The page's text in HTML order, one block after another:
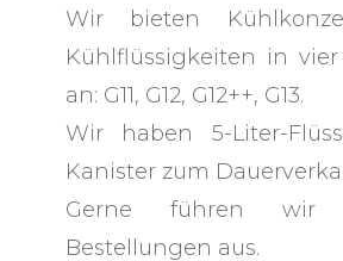
Wir bieten
Kühlflüssigkeiten in
an: G11, G12, G12++, G13.
Wir haben 5-Liter-
Kanister zum
Gerne führen wir
Bestellungen aus.